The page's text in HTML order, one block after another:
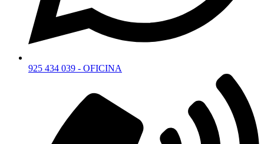
925 434 039 - OFICINA